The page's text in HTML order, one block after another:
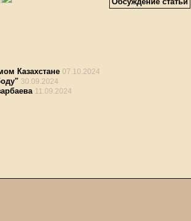
Казахстане 07.10.2024
30.09.2024
11.09.2024